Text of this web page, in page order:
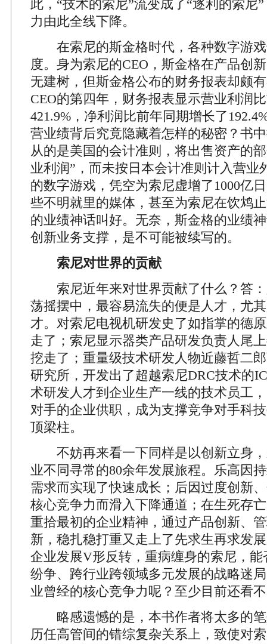
此，“技术的索尼”流变成了“逐利的索尼
力由此全线下降。
在索尼的斯金格时代，各种数字游戏
度。身为索尼的CEO，斯金格在产品创
无建树，但斯金格公布的财务报表却颇
CEO的第四年，财务报表显示营业利润
421.9%，净利润比前年同期增长了
营业绩背后究竟隐藏着怎样的秘密？书
从的是美国的会计准则，将出售资产的
业利润”，而未按日本会计准则计入营业
的数字游戏，凭空为索尼虚增了1000亿
些不明就里的媒体，甚至为索尼在饮鸩
的业绩神话叫好。无奈，斯金格的业绩
创新业务支撑，是不可能被续写的。
索尼对世界的贡献
索尼近年来对世界贡献了什么？答：
荡摇摆中，最容易流失的便是人才，尤
才。对索尼电视机研发史了如指掌的德
走了；索尼显示器类产品研发负责人尾
挖走了；重量级技术研发人物近藤哲二
研究所，开发出了超越索尼DRC技术的
术研发人才到企业生产一线的技术员工
对手的企业供职，成为支撑竞争对手科
顶梁柱。
不妨再来看一下同样是以创新立身，
业不同寻常的80余年发展旅程。乐高因
需求而实现了快速成长；后因过度创新
核心竞争力而滑入下降通道；在生死存
重拾最初的企业精神，通过产品创新、
新，稳扎稳打重又走上了先求生再求发
企业发展V形反转，重病缠身的索尼，
纷争、跨行业跨领域多元发展的战略迷
业曾经的核心竞争力呢？至少目前还看
略感遗憾的是，本书作者将太多的笔
历任高管间的错综复杂关系上，致使对